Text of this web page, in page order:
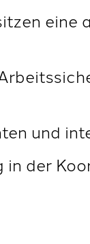
eine
und
der